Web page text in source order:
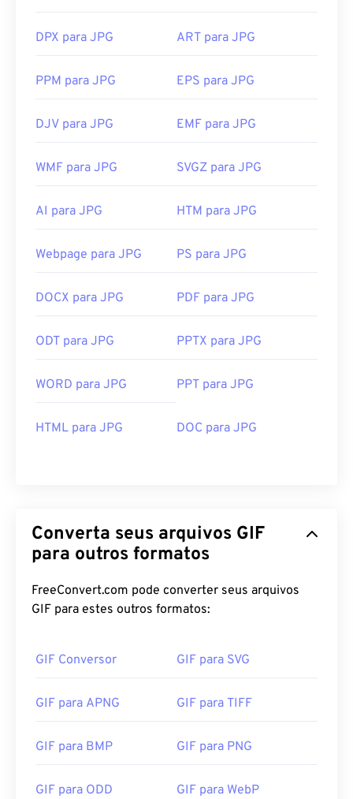
DPX para JPG ART para JPG
PPM para JPG EPS para JPG
DJV para JPG EMF para JPG
WMF para JPG SVGZ para JPG
AI para JPG HTM para JPG
Webpage para JPG PS para JPG
DOCX para JPG PDF para JPG
ODT para JPG PPTX para JPG
WORD para JPG PPT para JPG
HTML para JPG DOC para JPG
Converta seus arquivos GIF
para outros formatos
FreeConvert.com pode converter seus arquivos
GIF para estes outros formatos:
GIF Conversor GIF para SVG
GIF para APNG GIF para TIFF
GIF para BMP GIF para PNG
GIF para ODD GIF para WebP